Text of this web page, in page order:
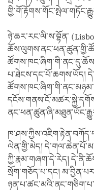
ཉེ་ཆར་རང་ལི་ས་བྷོན་
པ་ཐེངས་དང་པོ་ཆགས་ཡོད།
ལེན་གྱི་མེད།
ཀྱི་རྣམ་གཞག་དེ་རེད།
སྲོག་གཅོད་པ་དང།